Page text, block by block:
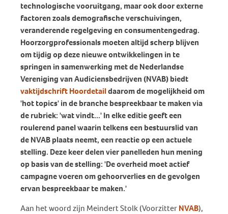
technologische vooruitgang, maar ook door externe
factoren zoals demografische verschuivingen,
veranderende regelgeving en consumentengedrag.
Hoorzorgprofessionals moeten altijd scherp blijven
om tijdig op deze nieuwe ontwikkelingen in te
springen in samenwerking met de Nederlandse
Vereniging van Audiciensbedrijven (NVAB) biedt
vaktijdschrift Hoordetaildaarom de mogelijkheid om
'hot topics' in de branche bespreekbaar te maken via
de rubriek: 'wat vindt...' In elke editie geeft een
roulerend panel waarin telkens een bestuurslid van
de NVAB plaats neemt, een reactie op een actuele
stelling. Deze keer delen vier panelleden hun mening
op basis van de stelling: 'De overheid moet actief
campagne voeren om gehoorverlies en de gevolgen
ervan bespreekbaar te maken.'
Aan het woord zijn Meindert Stolk (VoorzitterNVAB),